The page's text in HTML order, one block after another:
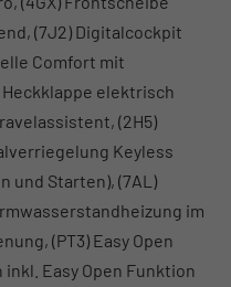
(7J2) Digitalcockpit
Comfort mit
elektrisch
(2H5)
Keyless
und Starten), (7AL)
im
(PT3) Easy Open
Easy Open Funktion